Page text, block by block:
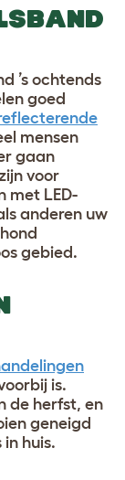
’s ochtends
goed
mensen
gaan
voor
met LED-
anderen uw
gebied.
is.
de herfst, en
geneigd
huis.